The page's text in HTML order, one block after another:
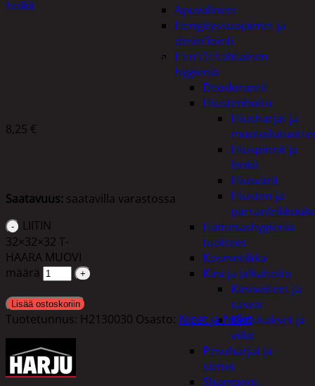
Apuvälineet
Hengityssuojaimet ja
desinfiointi
Henkilökohtainen
hygienia
Deodorantit
Hiustenhoito
Hiusharjat ja
Hiuspinnit ja
lenkit
Hiusvärit
Hiusten ja
Hammashygienia
tuotteet
Kosmetiikka
Käsi ja jalkahoito
Käsivoiteet ja
rasvat
Kynsisakset ja
viilat
Pesuharjat ja -
sienet
Shampoot,
holkit
LIITIN 32×32×32 T-HAARA MUOVI
8,25 €
Saatavuus: saatavilla varastossa
LIITIN
32×32×32 T-
HAARA MUOVI
määrä
Lisää ostoskoriin
Tuotetunnus: H2130030 Osasto: Nipat ja holkit